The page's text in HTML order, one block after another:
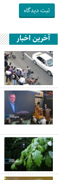
آخرین اخبار